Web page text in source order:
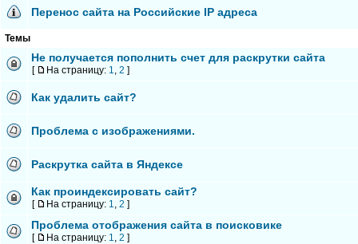
Перенос сайта на Российские IP адреса
Темы
Не получается пополнить счет для раскрутки сайта
[ На страницу: 1, 2 ]
Как удалить сайт?
Проблема с изображениями.
Раскрутка сайта в Яндексе
Как проиндексировать сайт?
[ На страницу: 1, 2 ]
Проблема отображения сайта в поисковике
[ На страницу: 1, 2 ]